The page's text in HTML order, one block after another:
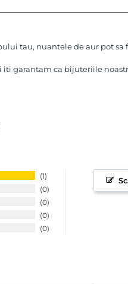
tau, nuantele de aur pot sa
iti garantam ca bijuteriile
1
0
0
0
0